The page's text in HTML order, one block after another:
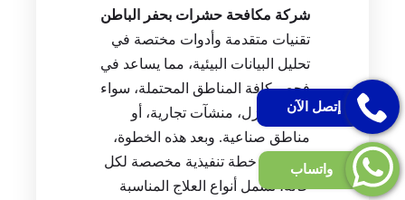
شركة مكافحة حشرات بحفر الباطن
تقنيات متقدمة وأدوات مختصة في
تحليل البيانات البيئية، مما يساعد في
فحص كافة المناطق المحتملة، سواء
كانت منازل، منشآت تجارية، أو
مناطق صناعية. وبعد هذه الخطوة،
يتم وضع خطة تنفيذية مخصصة لكل
حالة، تشمل أنواع العلاج المناسبة
إتصل الآن
واتساب